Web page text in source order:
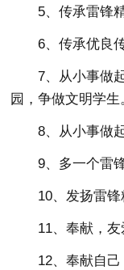
5、传承雷锋精
6、传承优良传
7、从小事做起
园，争做文明学生
8、从小事做起
9、多一个雷锋
10、发扬雷锋
11、奉献，友
12、奉献自己